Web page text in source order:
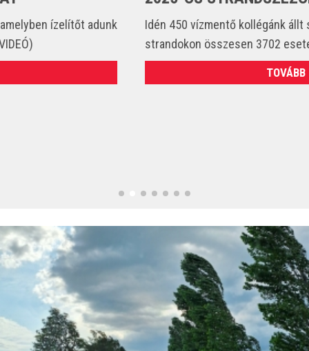
Idén 450 vízmentő kollégánk állt szolgálatba és csak a
strandokon összesen 3702 esetet látott el. (VIDEÓ)